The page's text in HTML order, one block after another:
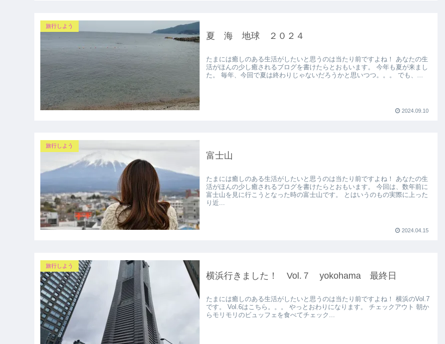
旅行しよう
夏 海 地球 ２０２４
たまには癒しのある生活がしたいと思うのは当たり前ですよね！ あなたの生
活がほんの少し癒されるブログを書けたらとおもいます。 今年も夏が来まし
た。 毎年、今回で夏は終わりじゃないだろうかと思いつつ。。。 でも、...
2024.09.10
旅行しよう
富士山
たまには癒しのある生活がしたいと思うのは当たり前ですよね！ あなたの生
活がほんの少し癒されるブログを書けたらとおもいます。 今回は、数年前に
富士山を見に行こうとなった時の富士山です。 とはいうのもの実際に上った
り近...
2024.04.15
旅行しよう
横浜行きました！ Vol.７ yokohama 最終日
たまには癒しのある生活がしたいと思うのは当たり前ですよね！ 横浜のVol.7
です。 Vol.6はこちら。。。 やっとおわりになります。 チェックアウト 朝か
らモリモリのビュッフェを食べてチェック...